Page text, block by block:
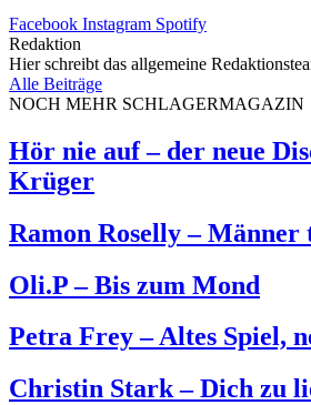
Facebook Instagram Spotify
Redaktion
Hier schreibt das allgemeine
Alle Beiträge
NOCH MEHR SCHLAGERMAGAZIN
Hör nie auf – der neue
Krüger
Ramon Roselly – Männer
Oli.P – Bis zum Mond
Petra Frey – Altes Spiel,
Christin Stark – Dich zu